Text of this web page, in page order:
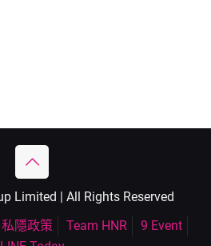
Limited | All Rights Reserved
私隱政策 Team HNR
9 Event